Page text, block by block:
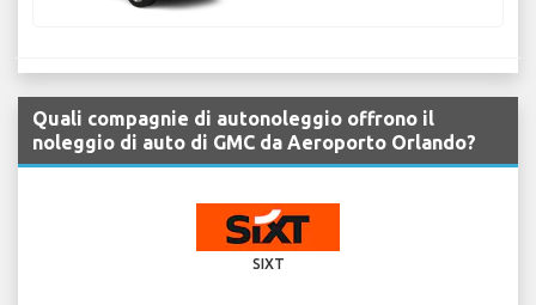
Quali compagnie di autonoleggio offrono il
noleggio di auto di GMC da Aeroporto Orlando?
SIXT